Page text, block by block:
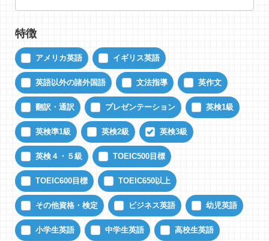
特徴
アメリカ英語 イギリス英語
英語以外の諸外国語 文法指導 英作文
翻訳・通訳 プレゼンテーション 英検1級
英検準1級 英検2級 英検3級
英検４・５級 TOEIC500目標
TOEIC600目標 TOEIC650以上
その他資格・検定 ビジネス英語 幼児英語
小学生英語 中学生英語 高校生英語